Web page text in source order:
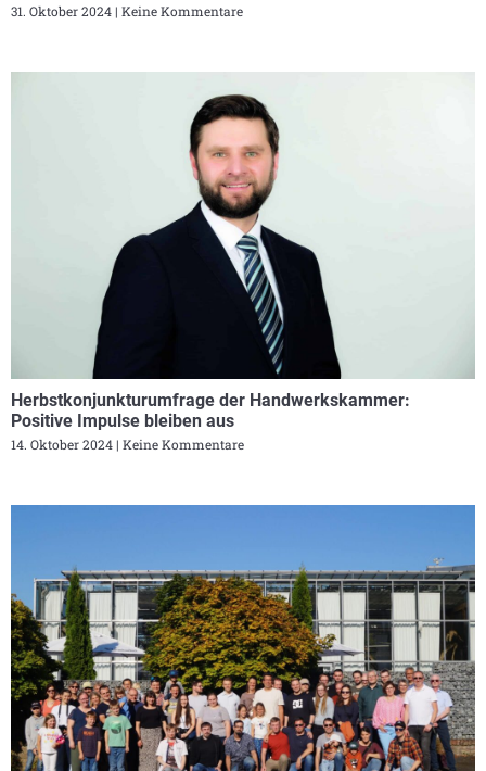
31. Oktober 2024 Keine Kommentare
Herbstkonjunkturumfrage der Handwerkskammer:
Positive Impulse bleiben aus
14. Oktober 2024 Keine Kommentare